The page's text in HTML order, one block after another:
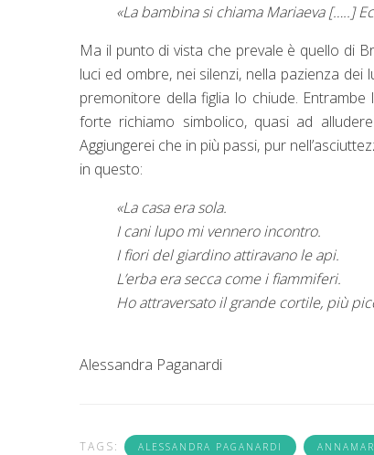
«La bambina si chiama Mariaeva […..]
Ma il punto di vista che prevale è quello di
luci ed ombre, nei silenzi, nella pazienza
premonitore della figlia lo chiude.
forte richiamo simbolico, quasi ad
Aggiungerei che in più passi, pur
in questo:
«La casa era sola.
I cani lupo mi vennero incontro.
I fiori del giardino attiravano le api.
L’erba era secca come i fiammiferi.
Ho attraversato il grande cortile, più
Alessandra Paganardi
TAGS: ALESSANDRA PAGANARDI